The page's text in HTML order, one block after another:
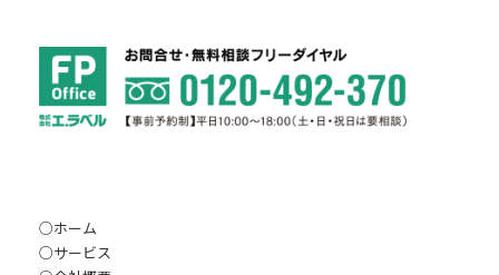
○ホーム
○サービス